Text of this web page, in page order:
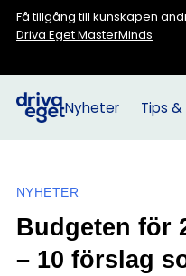
Få tillgång till kunskapen
Driva Eget MasterMinds
Nyheter Tips
NYHETER
Budgeten för
– 10 förslag